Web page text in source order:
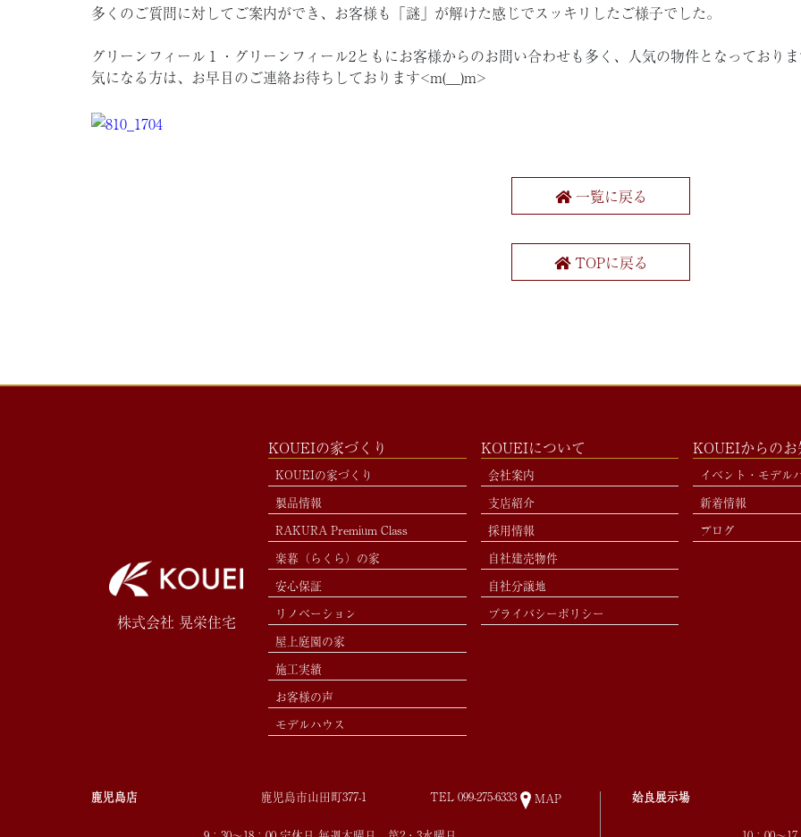
多くのご質問に対してご案内ができ、お客様も「謎」が解けた感じでスッキリしたご様子でした。
グリーンフィール１・グリーンフィール2ともにお客様からのお問い合わせも多く、人気の物件となっており
気になる方は、お早目のご連絡お待ちしております<m(__)m>
一覧に戻る
TOPに戻る
株式会社 晃栄住宅
KOUEIの家づくり
KOUEIの家づくり
製品情報
RAKURA Premium Class
楽暮（らくら）の家
安心保証
リノベーション
屋上庭園の家
施工実績
お客様の声
モデルハウス
KOUEIについて
会社案内
支店紹介
採用情報
自社建売物件
自社分譲地
プライバシーポリシー
KOUEIからの
イベント・モデル
新着情報
ブログ
鹿児島店 鹿児島市山田町377-1 TEL 099-275-6333 MAP 姶良展示場